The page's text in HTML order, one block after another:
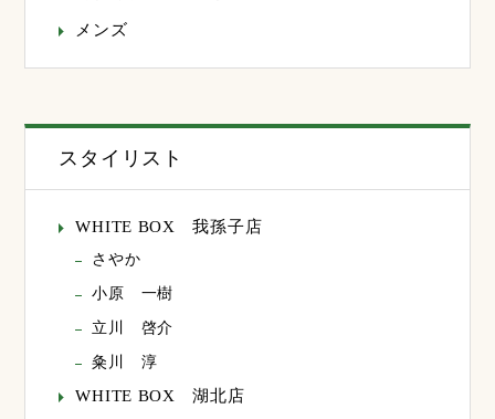
メンズ
スタイリスト
WHITE BOX 我孫子店
さやか
小原 一樹
立川 啓介
粂川 淳
WHITE BOX 湖北店